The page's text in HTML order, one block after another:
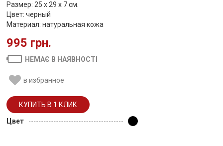
Размер: 25 х 29 х 7 см.
Цвет: черный
Материал: натуральная кожа
995 грн.
НЕМАЄ В НАЯВНОСТІ
в избранное
Цвет